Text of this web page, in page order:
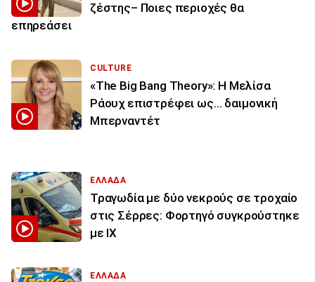
ζέστης– Ποιες περιοχές θα
επηρεάσει
CULTURE
«The Big Bang Theory»: Η Μελίσα
Ράουχ επιστρέφει ως… δαιμονική
Μπερναντέτ
ΕΛΛΑΔΑ
Τραγωδία με δύο νεκρούς σε τροχαίο
στις Σέρρες: Φορτηγό συγκρούστηκε
με ΙΧ
ΕΛΛΑΔΑ